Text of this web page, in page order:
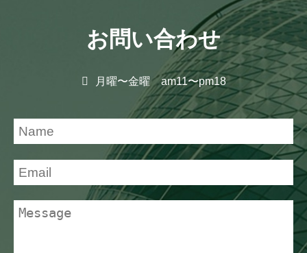
お問い合わせ
月曜〜金曜 am11〜pm18